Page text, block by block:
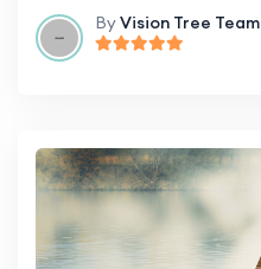
ByVision Tree Team